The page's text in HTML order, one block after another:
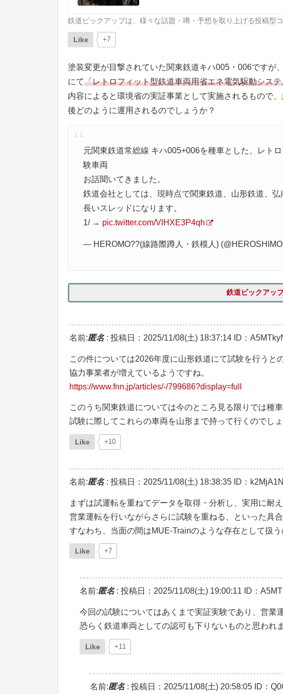
鉄道ピックアップは、様々な話題・噂・予想を取り上げる投稿型コ
Like +7
塗装変更が目撃されていた関東鉄道キハ005・006ですが
にて「レトロフィット型鉄道車両用省エネ電気駆動シス
内容によると環境省の実証事業として実施されるもので、
後どのように運用されるのでしょうか？
元関東鉄道常総線 キハ005+006を種車とした、レト
験車両
お話聞いてきました。
鉄道会社としては、現時点で関東鉄道、山形鉄道、弘
長いスレッドになります。
1/ → pic.twitter.com/VlHXE3P4qh
— HEROMO??(線路際蹲人・鉄模人)
鉄道ピックアッ
名前:匿名: 投稿日：2025/11/08(土) 18:37:14 ID：
この件については2026年度に山形鉄道にて試験を行うと
協力事業者が増えているようですね。
https://www.fnn.jp/articles/-/799686?display=full
このうち関東鉄道については今のところ見る限りでは種
試験に際してこれらの車両を山形まで持って行くのでし
Like +10
名前:匿名: 投稿日：2025/11/08(土) 18:38:35 ID：
まずは試運転を重ねてデータを取得・分析し、実用に耐
営業運転を行いながらさらに試験を重ねる、といった具合
すなわち、当面の間はMUE-Trainのような存在として扱
Like +7
名前:匿名: 投稿日：2025/11/08(土) 19:00:11 ID：
今回の試験についてはあくまで実証実験であり、営業
恐らく鉄道車両としての認可も下りないものと思われま
Like +11
名前:匿名: 投稿日：2025/11/08(土) 20:58:05 ID：